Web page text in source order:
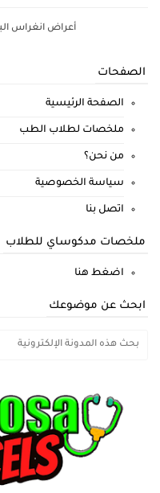
أعراض انغراس
الصفحات
الصفحة الرئيسية
ملخصات لطلاب الطب
من نحن؟
سياسة الخصوصية
اتصل بنا
ملخصات مدكوساي للطلاب
اضغط هنا
ابحث عن موضوعك